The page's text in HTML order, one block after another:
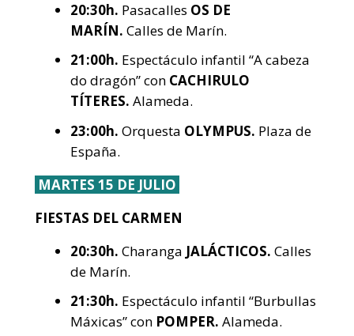
20:30h. Pasacalles OS DE
MARÍN. Calles de Marín.
21:00h. Espectáculo infantil “A cabeza
do dragón” con CACHIRULO
TÍTERES. Alameda.
23:00h. Orquesta OLYMPUS. Plaza de
España.
MARTES 15 DE JULIO
FIESTAS DEL CARMEN
20:30h. Charanga JALÁCTICOS. Calles
de Marín.
21:30h. Espectáculo infantil “Burbullas
Máxicas” con POMPER. Alameda.